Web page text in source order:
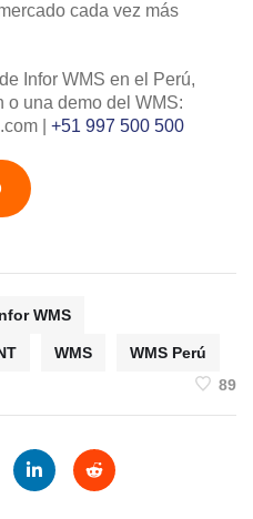
cada vez más
Infor WMS en el Perú,
o una demo del WMS:
| +51 997 500 500
WMS
WMS
WMS Perú
89